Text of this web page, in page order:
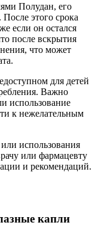
Полудан, его
После этого срока
если он остался
после вскрытия
что может
для детей
Важно
использование
к нежелательным
использования
или фармацевту
и рекомендаций.
капли